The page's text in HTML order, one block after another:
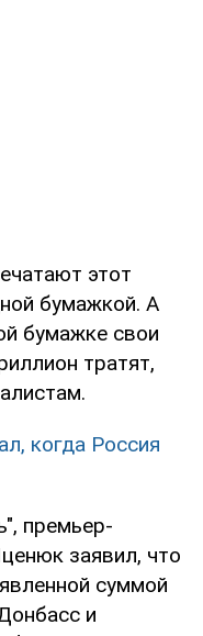
этот
бумажкой. А
бумажке свои
тратят,
когда Россия
премьер-
заявил, что
суммой
и